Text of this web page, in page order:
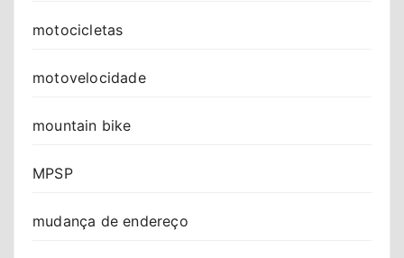
motocicletas
motovelocidade
mountain bike
MPSP
mudança de endereço